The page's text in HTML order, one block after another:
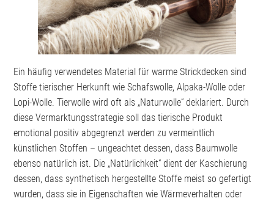
Ein häufig verwendetes Material für warme Strickdecken sind
Stoffe tierischer Herkunft wie Schafswolle, Alpaka-Wolle oder
Lopi-Wolle. Tierwolle wird oft als „Naturwolle“ deklariert. Durch
diese Vermarktungsstrategie soll das tierische Produkt
emotional positiv abgegrenzt werden zu vermeintlich
künstlichen Stoffen – ungeachtet dessen, dass Baumwolle
ebenso natürlich ist. Die „Natürlichkeit“ dient der Kaschierung
dessen, dass synthetisch hergestellte Stoffe meist so gefertigt
wurden, dass sie in Eigenschaften wie Wärmeverhalten oder